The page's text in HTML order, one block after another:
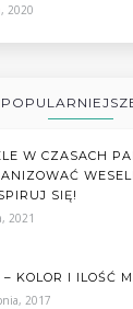
2020
W CZASACH
SIĘ!
2021
– KOLOR I ILOŚĆ
2017